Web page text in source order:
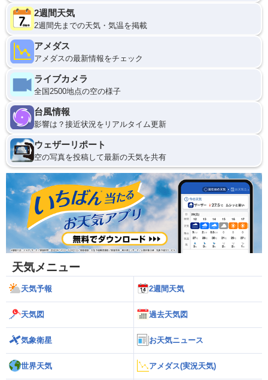
2週間天気
2週間先までの天気・気温を掲載
アメダス
アメダスの最新情報をチェック
ライブカメラ
全国2500地点の空の様子
台風情報
影響は？接近状況をリアルタイム更新
ウェザーリポート
空の写真を投稿して最新の天気を共有
天気メニュー
天気予報 2週間天気
天気図 過去天気図
気象衛星 お天気ニュース
世界天気 アメダス(実況天気)